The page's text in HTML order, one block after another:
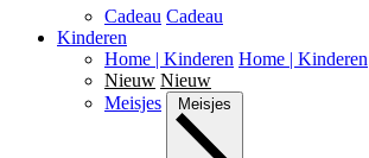
Cadeau Cadeau
Kinderen
Home | Kinderen Home | Kinderen
Nieuw Nieuw
Meisjes
Meisjes